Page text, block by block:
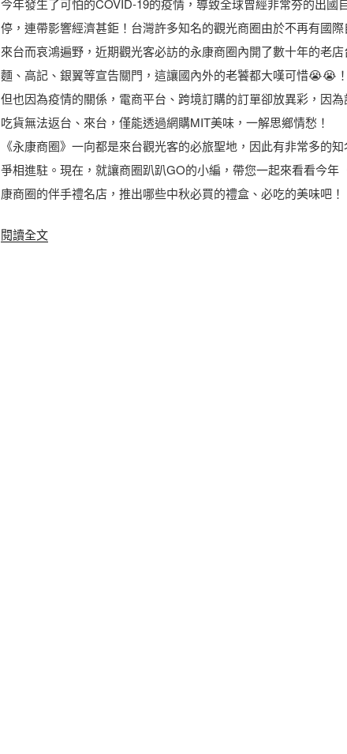
停，連帶影響經濟甚鉅！台灣許多知名的觀光商圈由於不再有國
來台而哀鴻遍野，近期觀光客必訪的永康商圈內開了數十年的老
麵、高記、銀翼等宣告關門，這讓國內外的老饕都大嘆可惜😭😭！
但也因為疫情的關係，電商平台、跨境訂購的訂單卻放異彩，因為
吃貨無法返台、來台，僅能透過網購MIT美味，一解思鄉情愁！
《永康商圈》一向都是來台觀光客的必旅聖地，因此有非常多的
爭相進駐。現在，就讓商圈趴趴GO的小編，帶您一起來看看今年
康商圈的伴手禮名店，推出哪些中秋必買的禮盒、必吃的美味吧！
閱讀全文〈